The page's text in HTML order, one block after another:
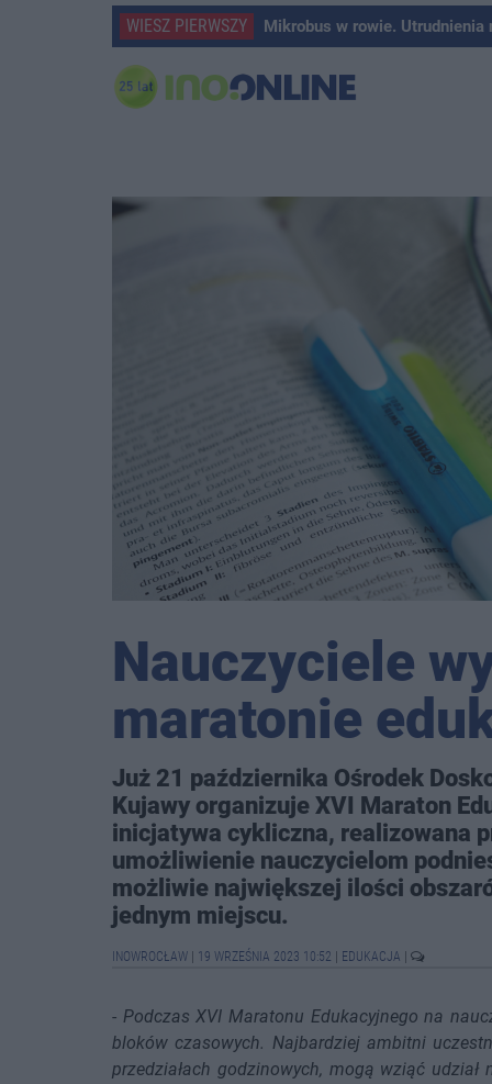
WIESZ PIERWSZY Mikrobus w rowie. Utrudnienia
Nauczyciele
maratonie
Już 21 października Ośrodek
Kujawy organizuje XVI Maraton
inicjatywa cykliczna, realizowana
umożliwienie nauczycielom
możliwie największej ilości
jednym miejscu.
INOWROCŁAW 19 WRZEŚNIA 2023 10:52 EDUKACJA
- Podczas XVI Maratonu Edukacyjnego na
bloków czasowych. Najbardziej ambitni
przedziałach godzinowych, mogą wziąć